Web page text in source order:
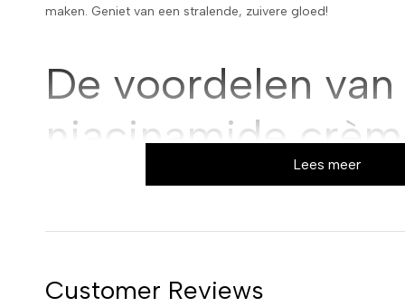
maken. Geniet van een stralende, zuivere gloed!
De voordelen van
niacinamide
verminderen van ontstekingen, het reguleren van
Lees meer
Customer Reviews